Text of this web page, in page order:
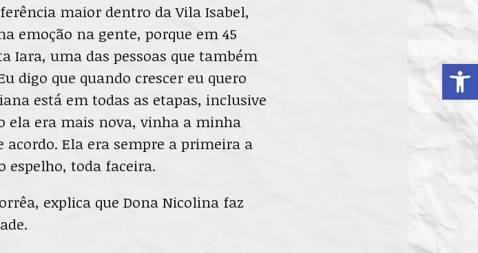
maior dentro da Vila Isabel,
emoção na gente, porque em 45
Iara, uma das pessoas que também
digo que quando crescer eu quero
está em todas as etapas, inclusive
ela era mais nova, vinha a minha
acordo. Ela era sempre a primeira a
espelho, toda faceira.
explica que Dona Nicolina faz